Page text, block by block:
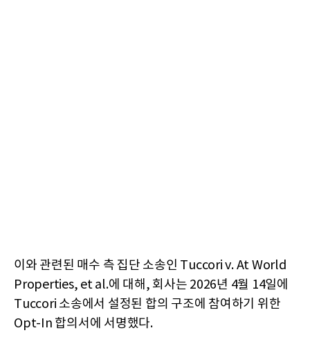
이와 관련된 매수 측 집단 소송인 Tuccori v. At World
Properties, et al.에 대해, 회사는 2026년 4월 14일에
Tuccori 소송에서 설정된 합의 구조에 참여하기 위한
Opt-In 합의서에 서명했다.